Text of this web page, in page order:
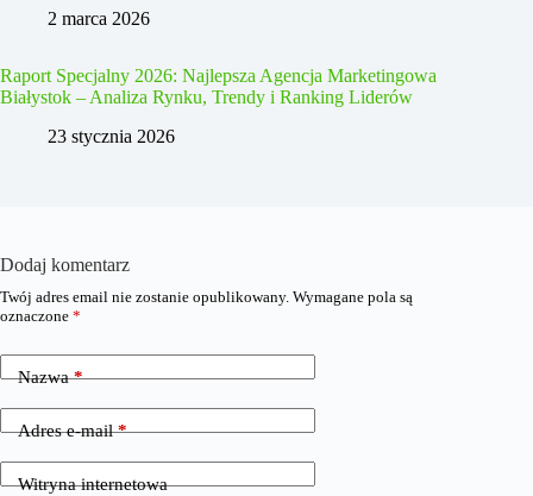
2 marca 2026
Raport Specjalny 2026: Najlepsza Agencja Marketingowa
Białystok – Analiza Rynku, Trendy i Ranking Liderów
23 stycznia 2026
Dodaj komentarz
Twój adres email nie zostanie opublikowany. Wymagane pola są
oznaczone *
Nazwa*
Adres e-mail*
Witryna internetowa